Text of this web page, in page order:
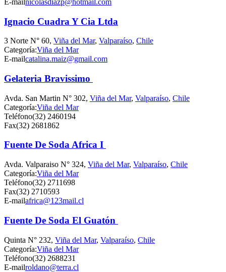
Ignacio Cuadra Y Cia Ltda
3 Norte N° 60, Viña del Mar, Valparaíso, Chile
Categoría:Viña del Mar
E-mailcatalina.maiz@gmail.com
Gelateria Bravissimo
Avda. San Martin N° 302, Viña del Mar, Valparaíso, Chile
Categoría:Viña del Mar
Teléfono(32) 2460194
Fax(32) 2681862
Fuente De Soda Africa I
Avda. Valparaiso N° 324, Viña del Mar, Valparaíso, Chile
Categoría:Viña del Mar
Teléfono(32) 2711698
Fax(32) 2710593
E-mailafrica@123mail.cl
Fuente De Soda El Guatón
Quinta N° 232, Viña del Mar, Valparaíso, Chile
Categoría:Viña del Mar
Teléfono(32) 2688231
E-mailroldano@terra.cl